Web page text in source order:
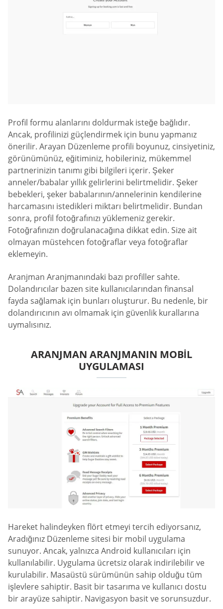
Profil formu alanlarını doldurmak isteğe bağlıdır.
Ancak, profilinizi güçlendirmek için bunu yapmanız
önerilir. Arayan Düzenleme profili boyunuz, cinsiyetiniz,
görünümünüz, eğitiminiz, hobileriniz, mükemmel
partnerinizin tanımı gibi bilgileri içerir. Şeker
anneler/babalar yıllık gelirlerini belirtmelidir. Şeker
bebekleri, şeker babalarının/annelerinin kendilerine
harcamasını istedikleri miktarı belirtmelidir. Bundan
sonra, profil fotoğrafınızı yüklemeniz gerekir.
Fotoğrafınızın doğrulanacağına dikkat edin. Size ait
olmayan müstehcen fotoğraflar veya fotoğraflar
eklemeyin.
Aranjman Aranjmanındaki bazı profiller sahte.
Dolandırıcılar bazen site kullanıcılarından finansal
fayda sağlamak için bunları oluşturur. Bu nedenle, bir
dolandırıcının avı olmamak için güvenlik kurallarına
uymalısınız.
ARANJMAN ARANJMANIN MOBIL
UYGULAMASI
Hareket halindeyken flört etmeyi tercih ediyorsanız,
Aradığınız Düzenleme sitesi bir mobil uygulama
sunuyor. Ancak, yalnızca Android kullanıcıları için
kullanılabilir. Uygulama ücretsiz olarak indirilebilir ve
kurulabilir. Masaüstü sürümünün sahip olduğu tüm
işlevlere sahiptir. Basit bir tasarıma ve kullanıcı dostu
bir arayüze sahiptir. Navigasyon basit ve sorunsuzdur.